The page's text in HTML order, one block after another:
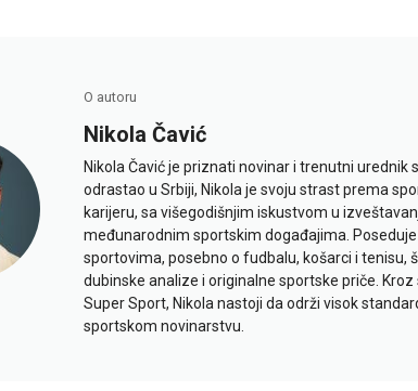
O autoru
Nikola Čavić
Nikola Čavić je priznati novinar i trenutni urednik
odrastao u Srbiji, Nikola je svoju strast prema
karijeru, sa višegodišnjim iskustvom u
međunarodnim sportskim događajima.
sportovima, posebno o fudbalu, košarci i tenisu,
dubinske analize i originalne sportske priče.
Super Sport, Nikola nastoji da održi visok
sportskom novinarstvu.